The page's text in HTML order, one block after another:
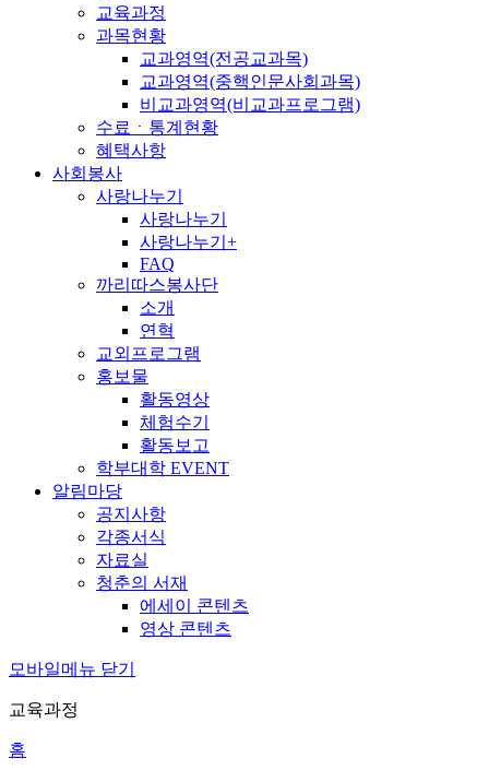
교육과정
과목현황
교과영역(전공교과목)
교과영역(중핵인문사회과목)
비교과영역(비교과프로그램)
수료ㆍ통계현황
혜택사항
사회봉사
사랑나누기
사랑나누기
사랑나누기+
FAQ
까리따스봉사단
소개
연혁
교외프로그램
홍보물
활동영상
체험수기
활동보고
학부대학 EVENT
알림마당
공지사항
각종서식
자료실
청춘의 서재
에세이 콘텐츠
영상 콘텐츠
모바일메뉴 닫기
교육과정
홈